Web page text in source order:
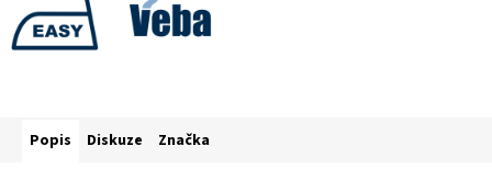
Popis Diskuze Značka